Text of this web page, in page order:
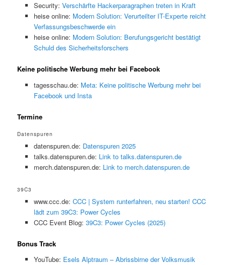
Security: Verschärfte Hackerparagraphen treten in Kraft
heise online: Modern Solution: Verurteilter IT-Experte reicht
Verfassungsbeschwerde ein
heise online: Modern Solution: Berufungsgericht bestätigt
Schuld des Sicherheitsforschers
Keine politische Werbung mehr bei Facebook
tagesschau.de: Meta: Keine politische Werbung mehr bei
Facebook und Insta
Termine
Datenspuren
datenspuren.de: Datenspuren 2025
talks.datenspuren.de: Link to talks.datenspuren.de
merch.datenspuren.de: Link to merch.datenspuren.de
39C3
www.ccc.de: CCC | System runterfahren, neu starten! CCC
lädt zum 39C3: Power Cycles
CCC Event Blog: 39C3: Power Cycles (2025)
Bonus Track
YouTube: Esels Alptraum – Abrissbirne der Volksmusik